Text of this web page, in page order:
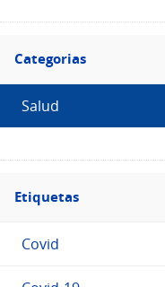
Filtro
Categorias
Categorias
Salud
Filtro
Etiquetas
Etiquetas
Covid